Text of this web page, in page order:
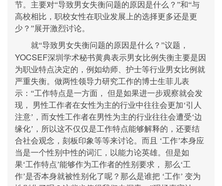
节。主要对“导致男女失衡问题的原因是什么？”和“与
高校相比，职校女性在职业发展上的选择更多还是更
少？”展开激烈讨论。
就“导致男女失衡问题的原因是什么？”议题，
YOCSEF深圳学术秘书黄典表示男女比例失衡主要是因
为职业特点决定的，例如幼师、护士等行业男女比例就
严重失衡。做两性领导力研究工作的博士生菲儿表
示：“工作特点是一方面，
但是如果进一步观察就会发
现，
男性工作者在女性为主的行业中往往会更加‘引人
注意’，而女性工作者在男性为主的行业往往会遭受‘边
缘化’，所以这不仅仅是工作特点能够解释的，还要结
合社会观念，刻板印象等等来讨论。而且 ‘工作’本身应
当是一个性别中性的词汇，以能力论英雄。但是如
果‘工作特点’能够作为工作者的性别要求，
那么‘工
作’是否本身就被性别化了呢？那么是谁把 ‘工作’ 变为